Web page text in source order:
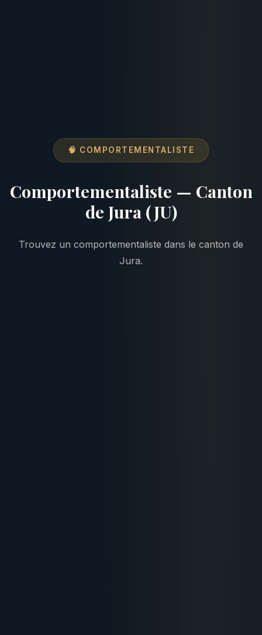
🧠 COMPORTEMENTALISTE
Comportementaliste — Canton
de Jura (JU)
Trouvez un comportementaliste dans le canton de
Jura.